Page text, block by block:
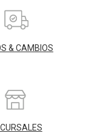
& CAMBIOS